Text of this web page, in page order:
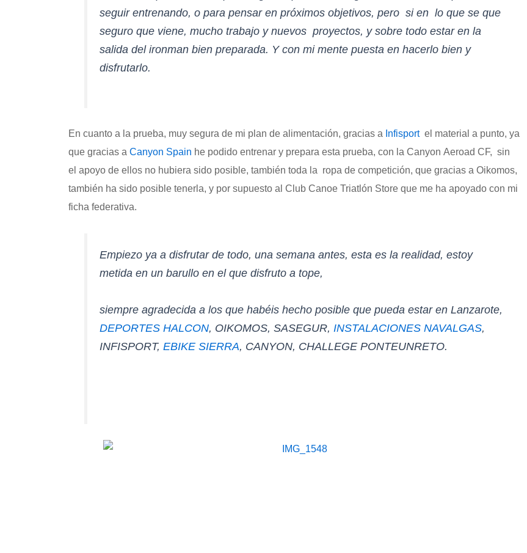
seguir entrenando, o para pensar en próximos objetivos, pero si en lo que se que
seguro que viene, mucho trabajo y nuevos proyectos, y sobre todo estar en la
salida del ironman bien preparada. Y con mi mente puesta en hacerlo bien y
disfrutarlo.
En cuanto a la prueba, muy segura de mi plan de alimentación, gracias a Infisport el material a punto, ya
que gracias a Canyon Spain he podido entrenar y prepara esta prueba, con la Canyon Aeroad CF, sin
el apoyo de ellos no hubiera sido posible, también toda la ropa de competición, que gracias a Oikomos,
también ha sido posible tenerla, y por supuesto al Club Canoe Triatlón Store que me ha apoyado con mi
ficha federativa.
Empiezo ya a disfrutar de todo, una semana antes, esta es la realidad, estoy
metida en un barullo en el que disfruto a tope,
siempre agradecida a los que habéis hecho posible que pueda estar en Lanzarote,
DEPORTES HALCON, OIKOMOS, SASEGUR,INSTALACIONES NAVALGAS,
INFISPORT,EBIKE SIERRA, CANYON, CHALLEGE PONTEUNRETO.